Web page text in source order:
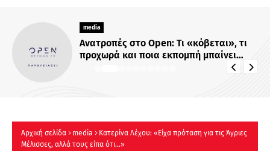
media
Ανατροπές στο Open: Τι «κόβεται», τι
προχωρά και ποια εκπομπή μπαίνει
Αρχική σελίδα media
Κατερίνα Λέχου: «Είχα πρόταση για τις Άγριες
Μέλισσες, αλλά τους είπα ότι…»